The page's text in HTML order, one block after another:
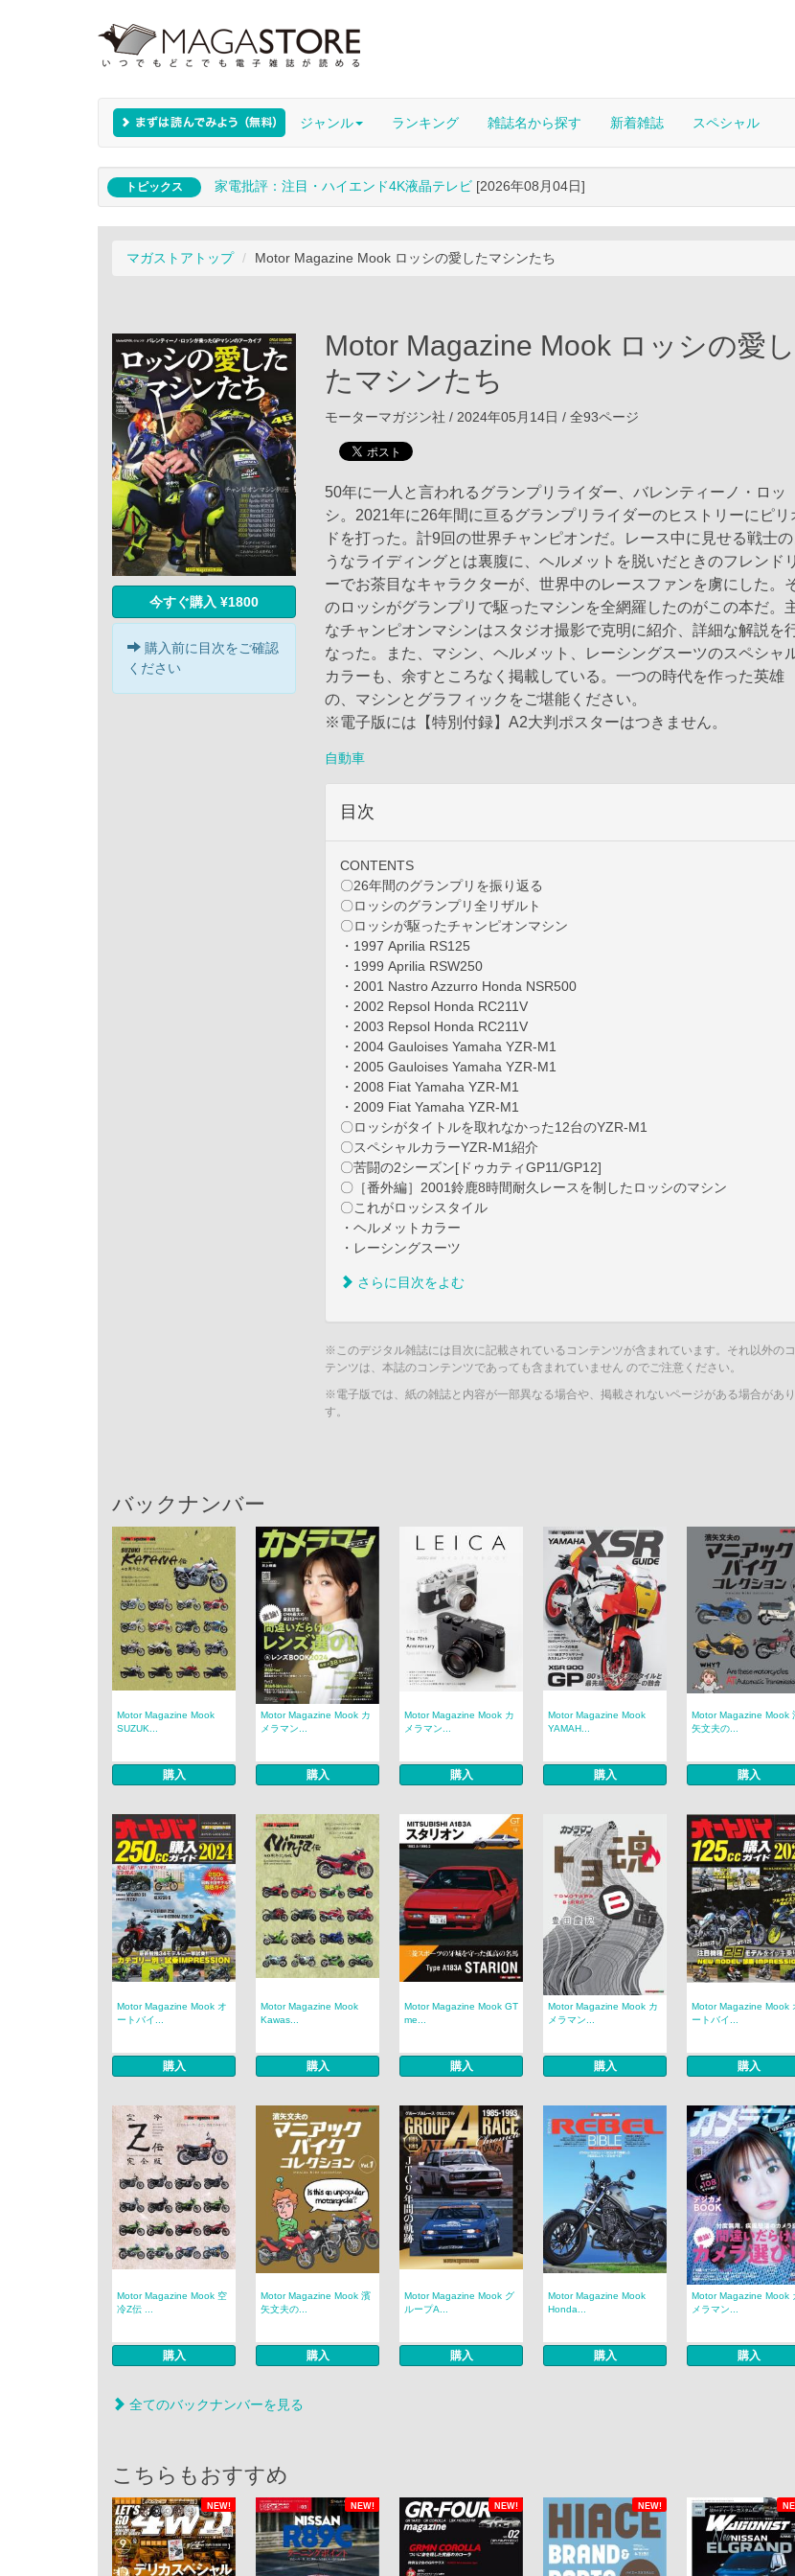
ジャンル ランキング 雑誌名から探す 新着雑誌 スペシャル
トピックス 家電批評：注目・ハイエンド4K液晶テレビ [2026年08月04日]
マガストアトップ Motor Magazine Mook ロッシの愛したマシンたち
今すぐ購入 ¥1800
購入前に目次をご確認
ください
Motor Magazine Mook ロッシの愛し
たマシンたち
モーターマガジン社 / 2024年05月14日 / 全93ページ
50年に一人と言われるグランプリライダー、バレンティーノ・ロッ
シ。2021年に26年間に亘るグランプリライダーのヒストリーにピリ
ドを打った。計9回の世界チャンピオンだ。レース中に見せる戦士の
うなライディングとは裏腹に、ヘルメットを脱いだときのフレンドリ
ーでお茶目なキャラクターが、世界中のレースファンを虜にした。
のロッシがグランプリで駆ったマシンを全網羅したのがこの本だ。
なチャンピオンマシンはスタジオ撮影で克明に紹介、詳細な解説を
なった。また、マシン、ヘルメット、レーシングスーツのスペシャ
カラーも、余すところなく掲載している。一つの時代を作った英雄
の、マシンとグラフィックをご堪能ください。
※電子版には【特別付録】A2大判ポスターはつきません。
自動車
目次
CONTENTS
〇26年間のグランプリを振り返る
〇ロッシのグランプリ全リザルト
〇ロッシが駆ったチャンピオンマシン
・1997 Aprilia RS125
・1999 Aprilia RSW250
・2001 Nastro Azzurro Honda NSR500
・2002 Repsol Honda RC211V
・2003 Repsol Honda RC211V
・2004 Gauloises Yamaha YZR-M1
・2005 Gauloises Yamaha YZR-M1
・2008 Fiat Yamaha YZR-M1
・2009 Fiat Yamaha YZR-M1
〇ロッシがタイトルを取れなかった12台のYZR-M1
〇スペシャルカラーYZR-M1紹介
〇苦闘の2シーズン[ドゥカティGP11/GP12]
〇［番外編］2001鈴鹿8時間耐久レースを制したロッシのマシン
〇これがロッシスタイル
・ヘルメットカラー
・レーシングスーツ
さらに目次をよむ
※このデジタル雑誌には目次に記載されているコンテンツが含まれています。それ以外の
テンツは、本誌のコンテンツであっても含まれていません のでご注意ください。
※電子版では、紙の雑誌と内容が一部異なる場合や、掲載されないページがある場合があ
す。
バックナンバー
Motor Magazine Mook
SUZUK...
購入
Motor Magazine Mook カ
メラマン...
購入
Motor Magazine Mook カ
メラマン...
購入
Motor Magazine Mook
YAMAH...
購入
Motor Magazine Mook
矢文夫の...
購入
Motor Magazine Mook オ
ートバイ...
購入
Motor Magazine Mook
Kawas...
購入
Motor Magazine Mook GT
me...
購入
Motor Magazine Mook カ
メラマン...
購入
Motor Magazine Mook
ートバイ...
購入
Motor Magazine Mook 空
冷Z伝 ...
購入
Motor Magazine Mook 濱
矢文夫の...
購入
Motor Magazine Mook グ
ループA...
購入
Motor Magazine Mook
Honda...
購入
Motor Magazine Mook
メラマン...
購入
全てのバックナンバーを見る
こちらもおすすめ
NEW! NEW! NEW! NEW!